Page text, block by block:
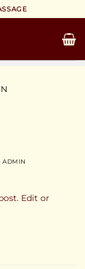
ADMIN
Edit or